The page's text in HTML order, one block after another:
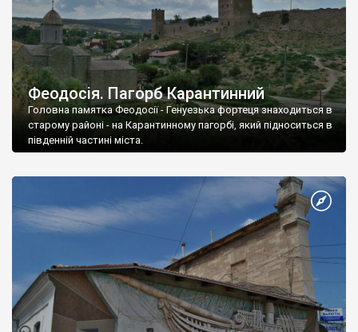
Феодосія. Пагорб Карантинний
Головна памятка Феодосії - Генуезька фортеця знаходиться в
старому районі - на Карантинному пагорбі, який підноситься в
південній частині міста.